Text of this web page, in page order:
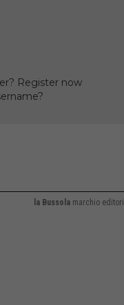
Register now
la Bussolamarchio